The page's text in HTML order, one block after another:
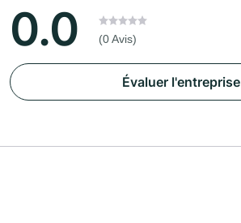
0.0 (0 Avis)
Évaluer l'entreprise